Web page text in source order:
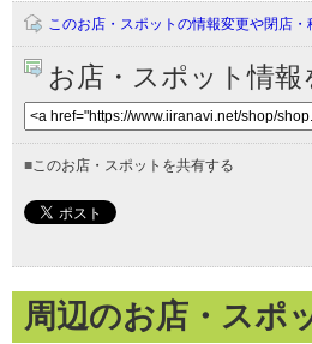
このお店・スポットの情報変更や閉店・
お店・スポット情
■このお店・スポットを共有する
周辺のお店・スポ